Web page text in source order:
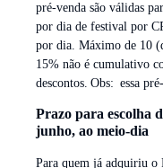
pré-venda são válidas
por dia de festival por
por dia. Máximo de 10
15% não é cumulativo
descontos. Obs: essa
Prazo para escolha
junho, ao meio-dia
Para quem já adquiriu o